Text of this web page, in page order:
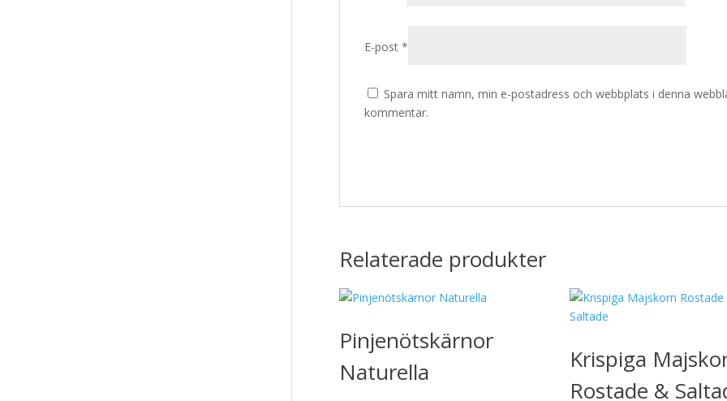
E-post *
Spara mitt namn, min e-postadress och webbplats i denna
kommentar.
Relaterade produkter
Pinjenötskärnor
Naturella
Krispiga
Rostade &